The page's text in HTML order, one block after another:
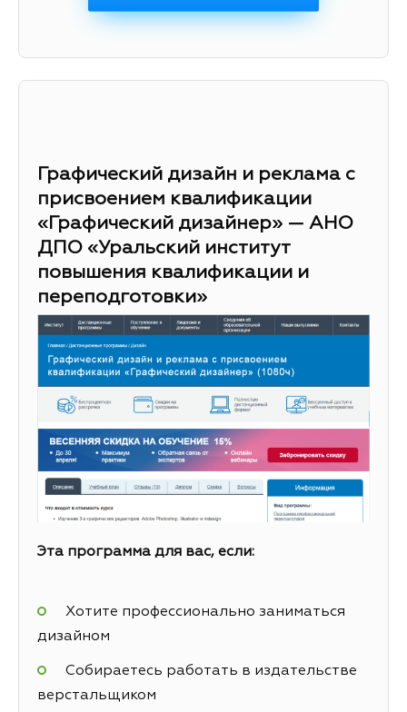
Графический дизайн и реклама с
присвоением квалификации
«Графический дизайнер» — АНО
ДПО «Уральский институт
повышения квалификации и
переподготовки»
Эта программа для вас, если:
Хотите профессионально заниматься
дизайном
Собираетесь работать в издательстве
верстальщиком